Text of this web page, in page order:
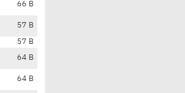
66 B
57 B
57 B
64 B
64 B